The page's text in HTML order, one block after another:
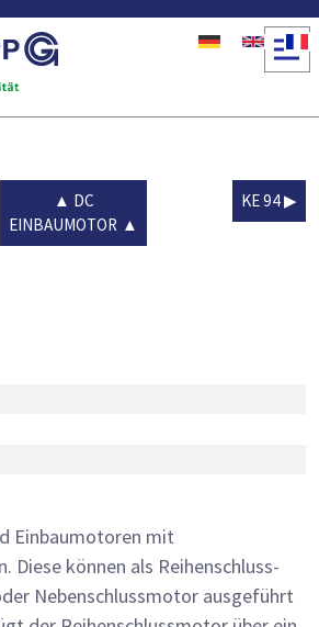
Direkt zum Inhalt
DC
EINBAUMOTOR
KE 94
Einbaumotoren mit
Diese können als Reihenschluss-
Nebenschlussmotor ausgeführt